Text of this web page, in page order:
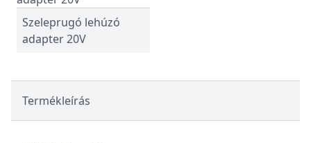
Szeleprugó lehúzó
adapter 20V
Termékleírás